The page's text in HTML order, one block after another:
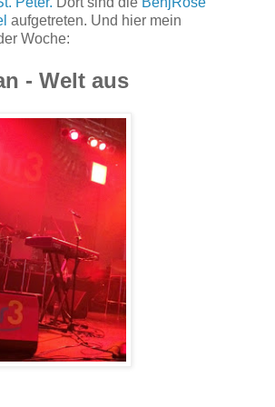
aufgetreten. Und hier mein
Woche:
- Welt aus